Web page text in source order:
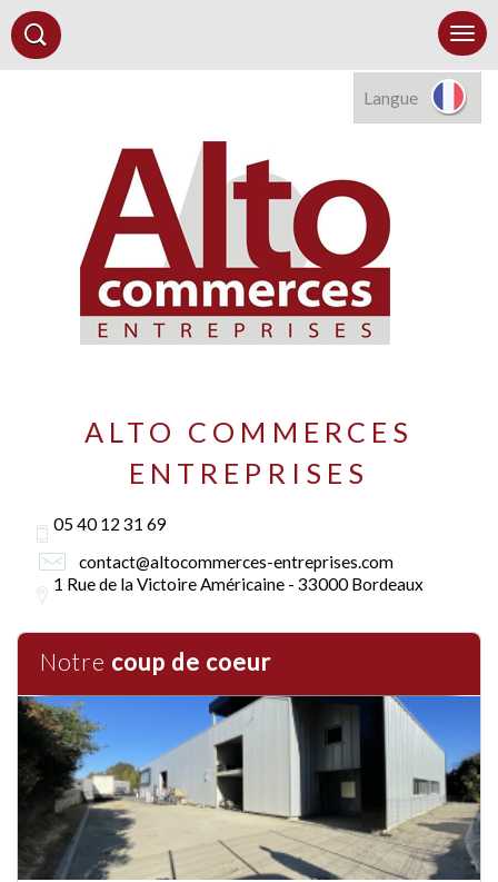
Langue
ALTO COMMERCES
ENTREPRISES
05 40 12 31 69
contact@altocommerces-entreprises.com
1 Rue de la Victoire Américaine - 33000 Bordeaux
Notre coup de coeur